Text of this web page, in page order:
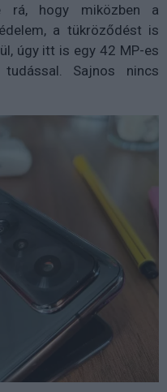
rá, hogy miközben a
a tükröződést is
úgy itt is egy 42 MP-es
Sajnos nincs